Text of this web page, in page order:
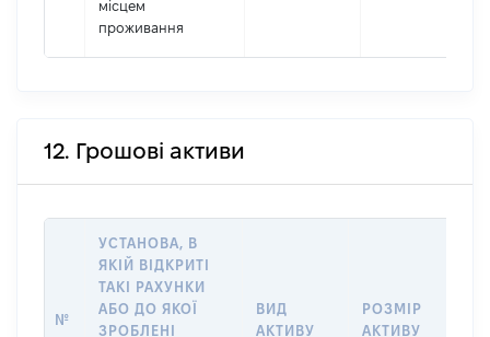
місцем
проживання
12. Грошові активи
№
УСТАНОВА, В
ЯКІЙ ВІДКРИТІ
ТАКІ РАХУНКИ
АБО ДО ЯКОЇ
ЗРОБЛЕНІ
ВИД
АКТИВУ
РОЗМІР
АКТИВУ